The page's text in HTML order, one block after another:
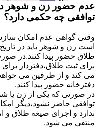
عدم حضور زن و شوهر
توافقی چه حکمی دارد؟
وقتی گواهی عدم امکان
است زن و شوهر باید در
طلاق حضور پیدا کنند.در
برای ثبت طلاق،دفتردار
می کند و از طرفین می
دفترخانه حضور پیدا کنند.
در صورتی که یکی از زن یا
توافقی حاضر نشود،دیگر
ندارد و اجرای صیغه طلاق و
منتفی می شود.